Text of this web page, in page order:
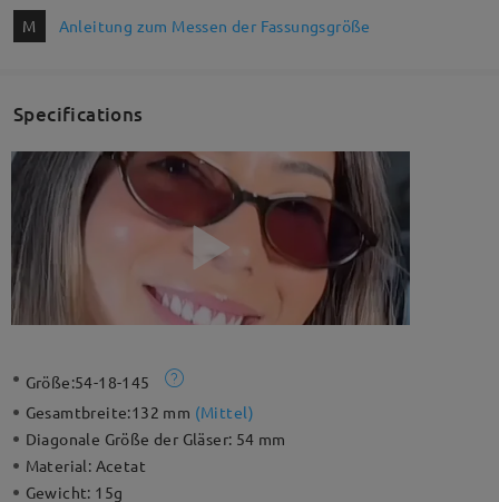
M Anleitung zum Messen der Fassungsgröße
Specifications
Größe:54-18-145
Gesamtbreite:132 mm (Mittel)
Diagonale Größe der Gläser: 54 mm
Material: Acetat
Gewicht: 15g